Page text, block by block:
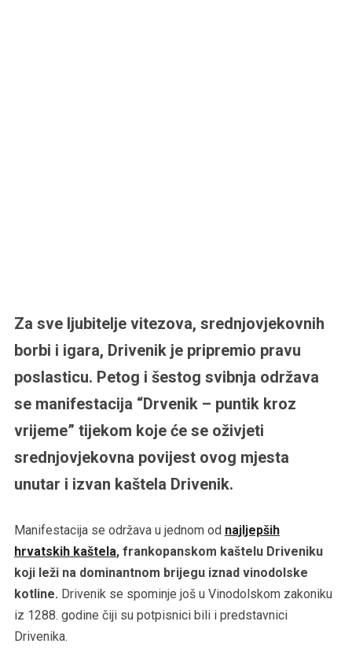
Za sve ljubitelje vitezova, srednjovjekovnih
borbi i igara, Drivenik je pripremio pravu
poslasticu. Petog i šestog svibnja održava
se manifestacija “Drvenik – puntik kroz
vrijeme” tijekom koje će se oživjeti
srednjovjekovna povijest ovog mjesta
unutar i izvan kaštela Drivenik.
Manifestacija se održava u jednom od najljepših
hrvatskih kaštela, frankopanskom kaštelu Driveniku
koji leži na dominantnom brijegu iznad vinodolske
kotline. Drivenik se spominje još u Vinodolskom zakoniku
iz 1288. godine čiji su potpisnici bili i predstavnici
Drivenika.